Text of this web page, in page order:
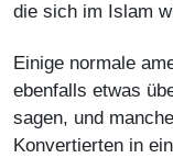
die sich im Islam
Einige normale
ebenfalls etwas
sagen, und
Konvertierten in